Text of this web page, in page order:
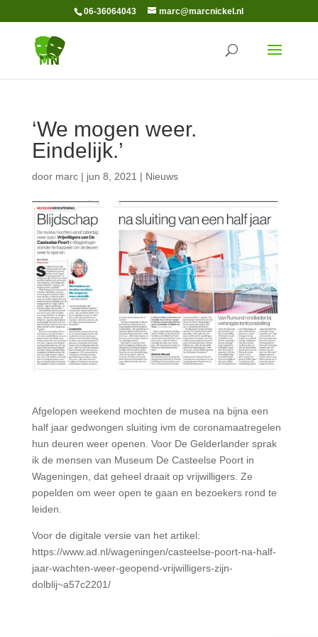
06-36064043 marc@marcnickel.nl
‘We mogen weer.
Eindelijk.’
door marc| jun 8, 2021 | Nieuws
Afgelopen weekend mochten de musea na bijna een
half jaar gedwongen sluiting ivm de coronamaatregelen
hun deuren weer openen. Voor De Gelderlander sprak
ik de mensen van Museum De Casteelse Poort in
Wageningen, dat geheel draait op vrijwilligers. Ze
popelden om weer open te gaan en bezoekers rond te
leiden.
Voor de digitale versie van het artikel:
https://www.ad.nl/wageningen/casteelse-poort-na-half-
jaar-wachten-weer-geopend-vrijwilligers-zijn-
dolblij~a57c2201/